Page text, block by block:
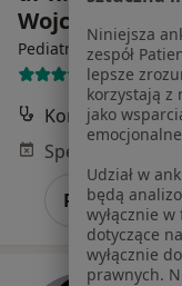
Wojciechowska
Pediatra ·Więcej
61 opinii
Konsultacja
Poproś o
Niniejsza
zespół
lepsze
korzystają z
jako
Udział w
będą
wyłącznie
dotyczące
wyłącznie
prawnych.